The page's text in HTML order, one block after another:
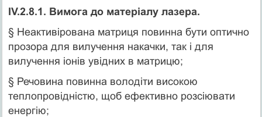
IV.2.8.1. Вимога до матеріалу лазера.
§ Неактивірована матриця повинна бути оптично
прозора для вилучення накачки, так і для
вилучення іонів увідних в матрицю;
§ Речовина повинна володіти високою
теплопровідністю, щоб ефективно розсіювати
енергію;